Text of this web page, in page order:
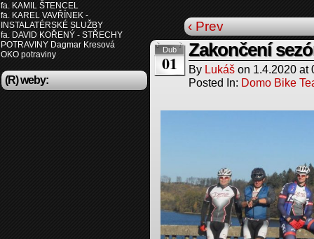
fa. KAMIL ŠTENCEL
fa. KAREL VAVŘÍNEK -
INSTALATÉRSKÉ SLUŽBY
fa. DAVID KOŘENÝ - STŘECHY
POTRAVINY Dagmar Kresová
OKO potraviny
(R) weby:
‹ Prev
Dub
01
Zakončení
By Lukáš on 1.4.2020 at
Posted In: Domo Bike